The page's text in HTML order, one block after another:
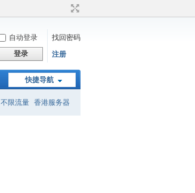
自动登录
找回密码
登录 注册
快捷导航
不限流量 香港服务器